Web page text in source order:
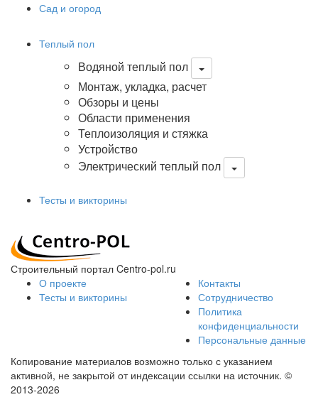
Сад и огород
Теплый пол
Водяной теплый пол
Монтаж, укладка, расчет
Обзоры и цены
Области применения
Теплоизоляция и стяжка
Устройство
Электрический теплый пол
Тесты и викторины
Строительный портал Centro-pol.ru
О проекте
Тесты и викторины
Контакты
Сотрудничество
Политика
конфиденциальности
Персональные данные
Копирование материалов возможно только с указанием
активной, не закрытой от индексации ссылки на источник. ©
2013-2026